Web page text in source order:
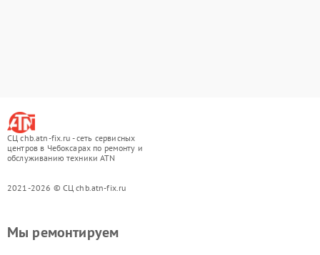
СЦ chb.atn-fix.ru - сеть сервисных
центров в Чебоксарах по ремонту и
обслуживанию техники ATN
2021-2026 © СЦ chb.atn-fix.ru
Мы ремонтируем